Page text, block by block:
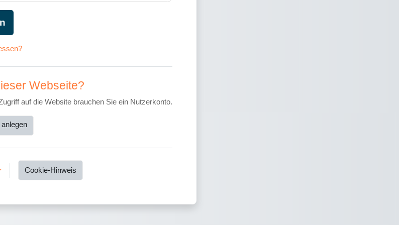
Webseite?
auf die Website brauchen Sie ein Nutzerkonto.
Cookie-Hinweis